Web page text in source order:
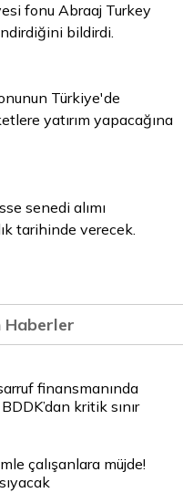
fonu Abraaj Turkey
bildirdi.
Türkiye'de
yatırım yapacağına
senedi alımı
tarihinde verecek.
Haberler
finansmanında
kritik sınır
çalışanlara müjde!